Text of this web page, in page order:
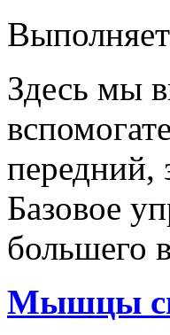
Здесь мы
передний,
Базовое
большего
Мышцы